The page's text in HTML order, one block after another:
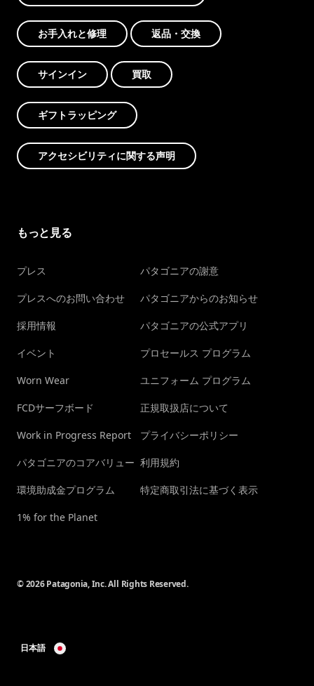
お手入れと修理 返品・交換
サインイン 買取
ギフトラッピング
アクセシビリティに関する声明
もっと見る
プレス
プレスへのお問い合わせ
採用情報
イベント
Worn Wear
FCDサーフボード
Work in Progress Report
パタゴニアのコアバリュー
環境助成金プログラム
1% for the Planet
パタゴニアの謝意
パタゴニアからのお知らせ
パタゴニアの公式アプリ
プロセールス プログラム
ユニフォーム プログラム
正規取扱店について
プライバシーポリシー
利用規約
特定商取引法に基づく表示
© 2026 Patagonia, Inc. All Rights Reserved.
日本語